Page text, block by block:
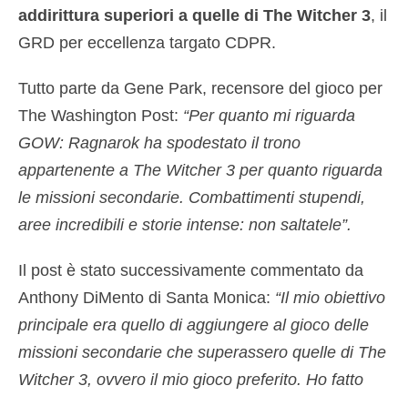
addirittura superiori a quelle di The Witcher 3, il
GRD per eccellenza targato CDPR.
Tutto parte da Gene Park, recensore del gioco per
The Washington Post: “Per quanto mi riguarda
GOW: Ragnarok ha spodestato il trono
appartenente a The Witcher 3 per quanto riguarda
le missioni secondarie. Combattimenti stupendi,
aree incredibili e storie intense: non saltatele”.
Il post è stato successivamente commentato da
Anthony DiMento di Santa Monica: “Il mio obiettivo
principale era quello di aggiungere al gioco delle
missioni secondarie che superassero quelle di The
Witcher 3, ovvero il mio gioco preferito. Ho fatto